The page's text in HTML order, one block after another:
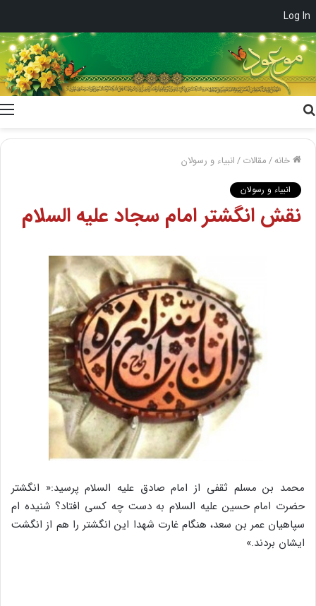
Log In
خانه/مقالات/انبیاء و رسولان
انبیاء و رسولان
نقش انگشتر امام سجاد علیه السلام
محمد بن مسلم ثقفی از امام صادق علیه السلام پرسید:« انگشتر
حضرت امام حسین علیه السلام به دست چه کسی افتاد؟ شنیده ام
سپاهیان عمر بن سعد، هنگام غارت شهدا این انگشتر را هم از انگشت
ایشان بردند.»